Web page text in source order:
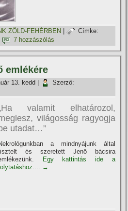
ZÖLD-FEHÉRBEN |
Címke:
7 hozzászólás
emlékére
13. kedd
Szerző:
valamit elhatározol,
világosság ragyogja
utadat…”
a mindnyájunk által
és szeretett Jenő bácsira
Egy kattintás ide a
→